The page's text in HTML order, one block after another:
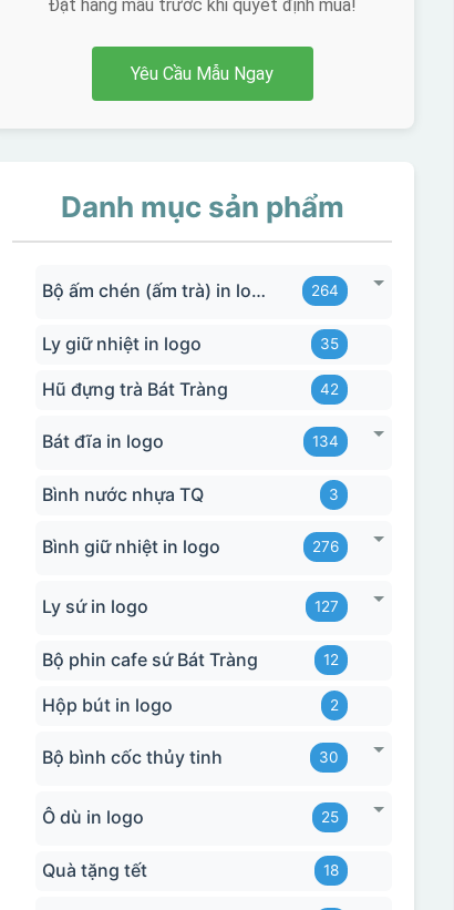
Đặt hàng mẫu trước khi quyết định mua!
Yêu Cầu Mẫu Ngay
Danh mục sản phẩm
Bộ ấm chén (ấm trà) in logo 264
Ly giữ nhiệt in logo 35
Hũ đựng trà Bát Tràng 42
Bát đĩa in logo 134
Bình nước nhựa TQ 3
Bình giữ nhiệt in logo 276
Ly sứ in logo 127
Bộ phin cafe sứ Bát Tràng 12
Hộp bút in logo 2
Bộ bình cốc thủy tinh 30
Ô dù in logo 25
Quà tặng tết 18